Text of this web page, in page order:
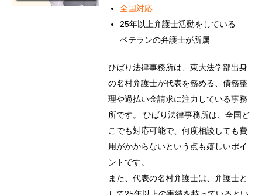
全国対応
25年以上弁護士活動をしている
ベテランの弁護士が所属
ひばり法律事務所は、東大法学部出身
の名村弁護士が代表を務める、債務整
理や過払い金請求に注力している事務
所です。 ひばり法律事務所は、全国ど
こでも対応可能で、何度相談しても費
用がかからないという点も嬉しいポイ
ントです。
また、代表の名村弁護士は、弁護士と